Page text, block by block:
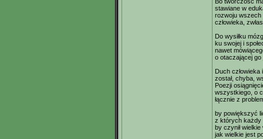
stawiane w
rozwoju wszech
człowieka,
Do wysiłku
ku swojej i
nawet
o otaczającej
Duch
został, chyba,
Poezji
wszystkiego, o
łącznie z
by powiększyć
z których każdy
by czynił
jak wielkie jest